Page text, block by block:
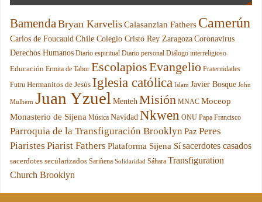
BamendaBryan KarvelisCalasanzian Fathers Camerún
Carlos de Foucauld Chile Colegio Cristo Rey Zaragoza Coronavirus
Derechos Humanos Diario espiritual Diario personal Diálogo interreligioso
Educación Ermita de Tabor EscolapiosEvangelio Fraternidades
Futru Hermanitos de Jesús Iglesia católica Islam Javier Bosque John
Mulhern Juan Yzuel Menteh Misión MNAC Moceop
Monasterio de Sijena Música Navidad Nkwen ONU Papa Francisco
Parroquia de la Transfiguración Brooklyn Paz Peres
Piaristes Piarist Fathers Plataforma Sijena Sí sacerdotes casados
sacerdotes secularizados Sariñena Solidaridad Sáhara Transfiguration
Church Brooklyn